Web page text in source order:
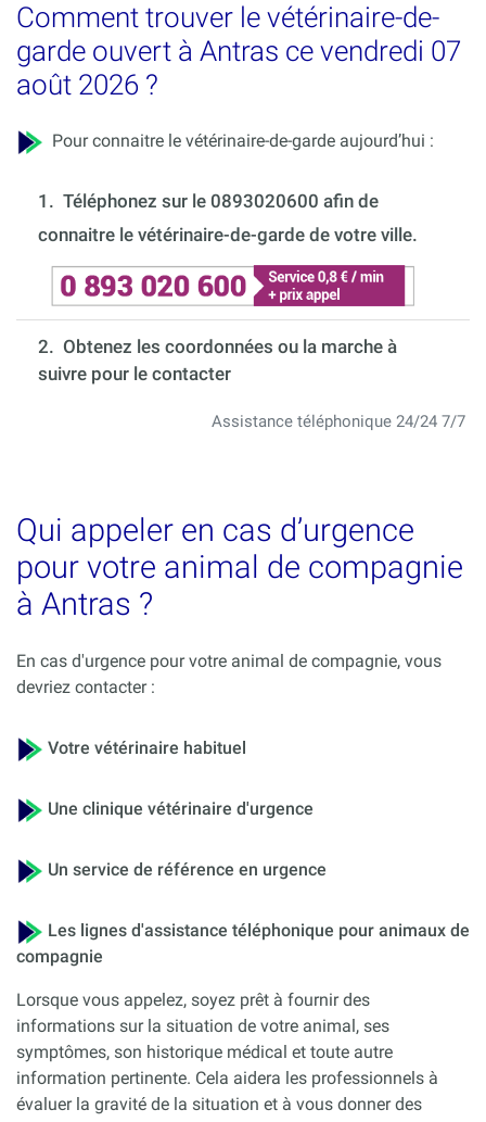
Comment trouver le vétérinaire-de-
garde ouvert à Antras ce vendredi 07
août 2026 ?
Pour connaitre le vétérinaire-de-garde aujourd’hui :
1. Téléphonez sur le 0893020600 afin de
connaitre le vétérinaire-de-garde de votre ville.
2. Obtenez les coordonnées ou la marche à
suivre pour le contacter
Assistance téléphonique 24/24 7/7
Qui appeler en cas d’urgence
pour votre animal de compagnie
à Antras ?
En cas d'urgence pour votre animal de compagnie, vous
devriez contacter :
Votre vétérinaire habituel
Une clinique vétérinaire d'urgence
Un service de référence en urgence
Les lignes d'assistance téléphonique pour animaux de
compagnie
Lorsque vous appelez, soyez prêt à fournir des
informations sur la situation de votre animal, ses
symptômes, son historique médical et toute autre
information pertinente. Cela aidera les professionnels à
évaluer la gravité de la situation et à vous donner des